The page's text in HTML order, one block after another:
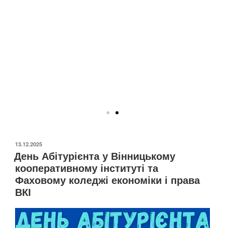
13.12.2025
День Абітурієнта у Вінницькому
кооперативному інституті та
Фаховому коледжі економіки і права
ВКІ